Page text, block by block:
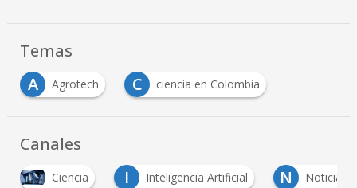
Temas
A
Agrotech C ciencia en Colombia
Canales
Ciencia I Inteligencia Artificial N Noticias TIC